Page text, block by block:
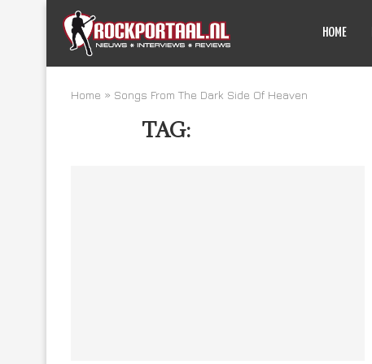
HOME
Home » Songs From The Dark Side Of Heaven
TAG: